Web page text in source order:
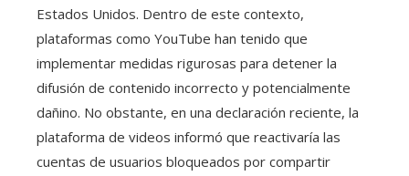
Estados Unidos. Dentro de este contexto,
plataformas como YouTube han tenido que
implementar medidas rigurosas para detener la
difusión de contenido incorrecto y potencialmente
dañino. No obstante, en una declaración reciente, la
plataforma de videos informó que reactivaría las
cuentas de usuarios bloqueados por compartir